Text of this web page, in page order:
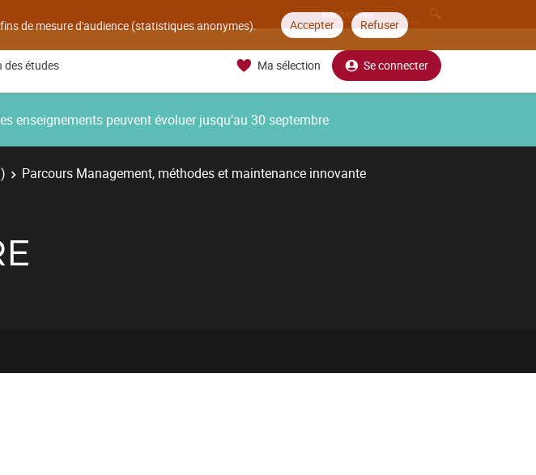
de mesure d'audience (statistiques anonymes). Accepter Refuser
des études Ma sélection Se connecter
enseignements peuvent évoluer jusqu’au 30 septembre
Parcours Management, méthodes et maintenance innovante